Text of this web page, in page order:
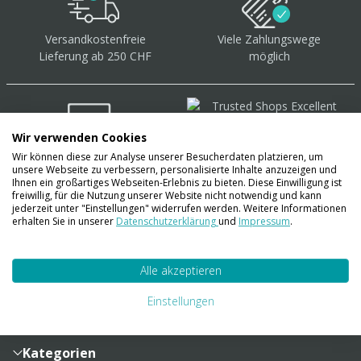
Versandkostenfreie
Lieferung ab 250 CHF
Viele Zahlungswege
möglich
Über 40.000 Artikel auf
Lager
Sendungsverfolgung
Zahlung und Versand
Lieferinformationen
Kategorien
Wir verwenden Cookies
Wir können diese zur Analyse unserer Besucherdaten platzieren, um
unsere Webseite zu verbessern, personalisierte Inhalte anzuzeigen und
Ihnen ein großartiges Webseiten-Erlebnis zu bieten. Diese Einwilligung ist
freiwillig, für die Nutzung unserer Website nicht notwendig und kann
jederzeit unter "Einstellungen" widerrufen werden. Weitere Informationen
erhalten Sie in unserer Datenschutzerklärungund Impressum.
Alle akzeptieren
Einstellungen